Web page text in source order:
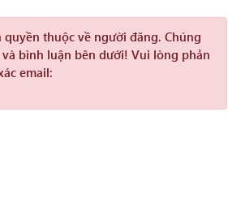
thuộc về người đăng. Chúng
bình luận bên dưới! Vui lòng phản
email: